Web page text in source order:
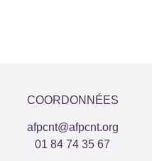
COORDONNÉES
afpcnt@afpcnt.org
01 84 74 35 67